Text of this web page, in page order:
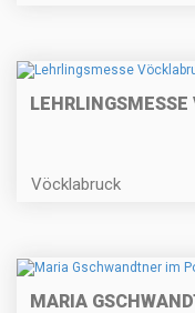
Vöcklabruck
MARIA